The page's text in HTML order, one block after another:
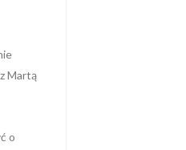
Martą
o